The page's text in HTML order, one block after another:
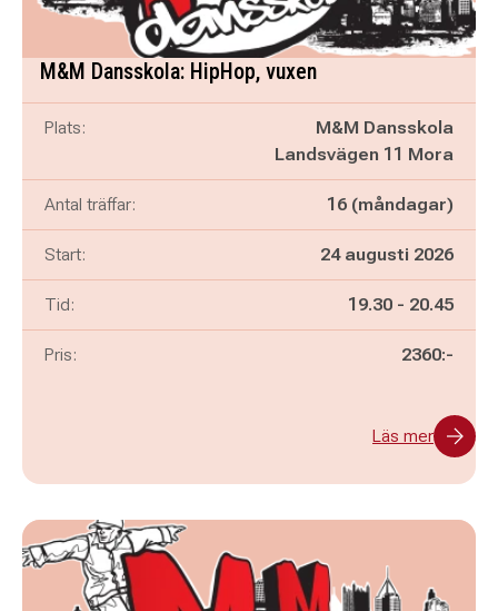
M&M Dansskola: HipHop, vuxen
Plats:
M&M Dansskola
Landsvägen 11 Mora
Antal träffar: 16 (måndagar)
Start: 24 augusti 2026
Tid: Pågår mellan
19.30 - och
20.45
Pris: 2360:-
Läs mer